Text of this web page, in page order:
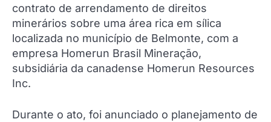
contrato de arrendamento de direitos
minerários sobre uma área rica em sílica
localizada no município de Belmonte, com a
empresa Homerun Brasil Mineração,
subsidiária da canadense Homerun Resources
Inc.
Durante o ato, foi anunciado o planejamento de